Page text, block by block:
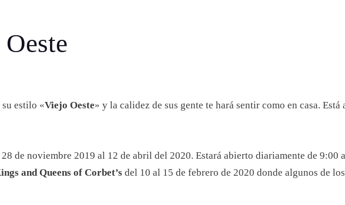
estilo «Viejo Oeste» y la calidez de sus gente te hará sentir como en casa.
de noviembre 2019 al 12 de abril del 2020. Estará abierto diariamente de 9:00
and Queens of Corbet’s del 10 al 15 de febrero de 2020 donde algunos de